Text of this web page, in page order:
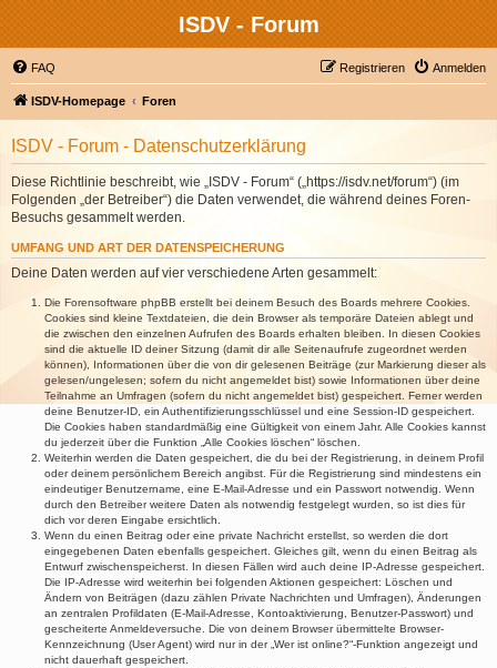
ISDV - Forum
FAQ Anmelden
Registrieren
ISDV-Homepage Foren
ISDV - Forum - Datenschutzerklärung
Diese Richtlinie beschreibt, wie „ISDV - Forum“ („https://isdv.net/forum“) (im
Folgenden „der Betreiber“) die Daten verwendet, die während deines Foren-
Besuchs gesammelt werden.
UMFANG UND ART DER DATENSPEICHERUNG
Deine Daten werden auf vier verschiedene Arten gesammelt:
Die Forensoftware phpBB erstellt bei deinem Besuch des Boards mehrere Cookies.
Cookies sind kleine Textdateien, die dein Browser als temporäre Dateien ablegt und
die zwischen den einzelnen Aufrufen des Boards erhalten bleiben. In diesen Cookies
sind die aktuelle ID deiner Sitzung (damit dir alle Seitenaufrufe zugeordnet werden
können), Informationen über die von dir gelesenen Beiträge (zur Markierung dieser als
gelesen/ungelesen; sofern du nicht angemeldet bist) sowie Informationen über deine
Teilnahme an Umfragen (sofern du nicht angemeldet bist) gespeichert. Ferner werden
deine Benutzer-ID, ein Authentifizierungsschlüssel und eine Session-ID gespeichert.
Die Cookies haben standardmäßig eine Gültigkeit von einem Jahr. Alle Cookies kannst
du jederzeit über die Funktion „Alle Cookies löschen“ löschen.
Weiterhin werden die Daten gespeichert, die du bei der Registrierung, in deinem Profil
oder deinem persönlichem Bereich angibst. Für die Registrierung sind mindestens ein
eindeutiger Benutzername, eine E-Mail-Adresse und ein Passwort notwendig. Wenn
durch den Betreiber weitere Daten als notwendig festgelegt wurden, so ist dies für
dich vor deren Eingabe ersichtlich.
Wenn du einen Beitrag oder eine private Nachricht erstellst, so werden die dort
eingegebenen Daten ebenfalls gespeichert. Gleiches gilt, wenn du einen Beitrag als
Entwurf zwischenspeicherst. In diesen Fällen wird auch deine IP-Adresse gespeichert.
Die IP-Adresse wird weiterhin bei folgenden Aktionen gespeichert: Löschen und
Ändern von Beiträgen (dazu zählen Private Nachrichten und Umfragen), Änderungen
an zentralen Profildaten (E-Mail-Adresse, Kontoaktivierung, Benutzer-Passwort) und
gescheiterte Anmeldeversuche. Die von deinem Browser übermittelte Browser-
Kennzeichnung (User Agent) wird nur in der „Wer ist online?“-Funktion angezeigt und
nicht dauerhaft gespeichert.